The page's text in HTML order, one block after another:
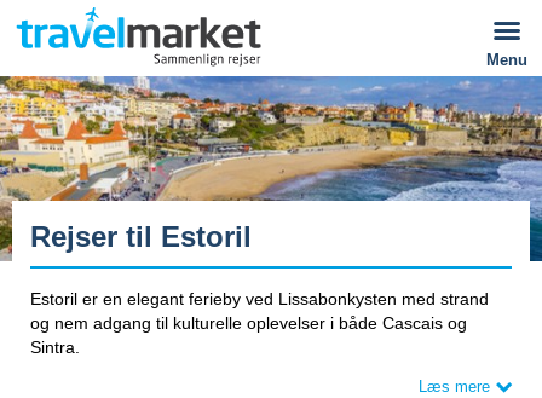
Menu
Rejser til Estoril
Estoril er en elegant ferieby ved Lissabonkysten med strand
og nem adgang til kulturelle oplevelser i både Cascais og
Sintra.
Læs mere